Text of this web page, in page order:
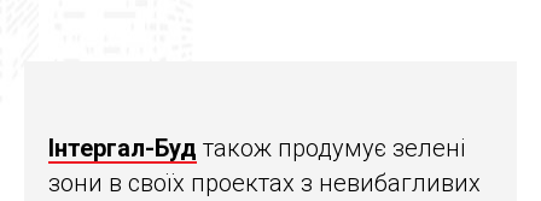
Інтергал-Буд також продумує зелені
зони в своїх проектах з невибагливих